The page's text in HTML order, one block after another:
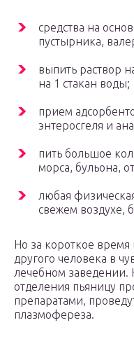
средства на
пустырника,
выпить раствор
на 1 стакан воды;
прием
энтеросгеля и
пить большое
морса, бульона,
любая
свежем воздухе,
Но за короткое
другого человека в
лечебном заведении.
отделения пьяницу
препаратами,
плазмофереза.